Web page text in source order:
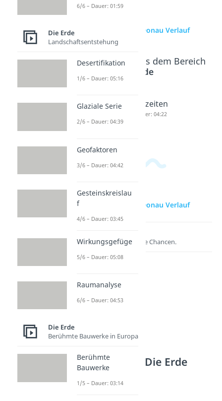
zur Videoseite: Donau Verlauf
Beliebte Inhalte aus dem Bereich
Die Erde
Rhein
Dauer: 03:37
Ebbe und
Dauer: 04:30
Gezeiten
Dauer: 04:22
zur Videoseite: Donau Verlauf
Entdecke hier deine Chancen.
Weitere Inhalte: Die Erde
Mittelmeer
6/6 – Dauer: 01:59
Die Erde
Landschaftsentstehung
Desertifikation
1/6 – Dauer: 05:16
Glaziale Serie
2/6 – Dauer: 04:39
Geofaktoren
3/6 – Dauer: 04:42
Gesteinskreislau
f
4/6 – Dauer: 03:45
Wirkungsgefüge
5/6 – Dauer: 05:08
Raumanalyse
6/6 – Dauer: 04:53
Die Erde
Berühmte Bauwerke in Europa
Berühmte
Bauwerke
1/5 – Dauer: 03:14